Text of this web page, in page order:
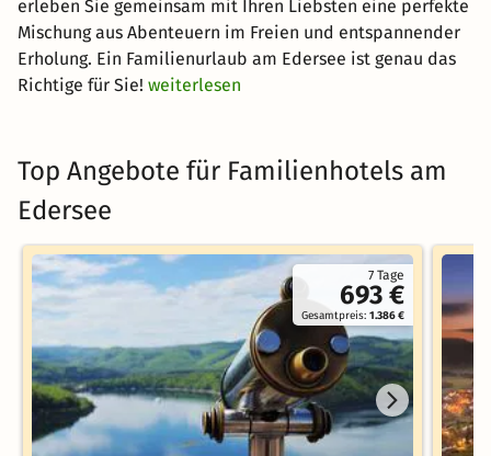
erleben Sie gemeinsam mit Ihren Liebsten eine perfekte
Mischung aus Abenteuern im Freien und entspannender
Erholung. Ein Familienurlaub am Edersee ist genau das
Richtige für Sie! weiterlesen
Top Angebote für Familienhotels am
Edersee
7 Tage
693 €
Gesamtpreis:1.386 €